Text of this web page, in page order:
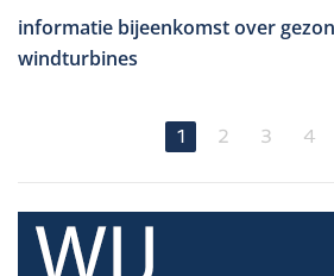
informatie bijeenkomst over
windturbines
1 2 3 4